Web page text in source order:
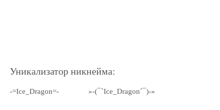
Уникализатор никнейма:
-=Ice_Dragon=- »-(¯`Ice_Dragon´¯)-»